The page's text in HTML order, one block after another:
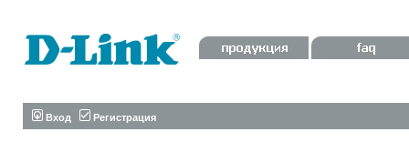
Вход Регистрация